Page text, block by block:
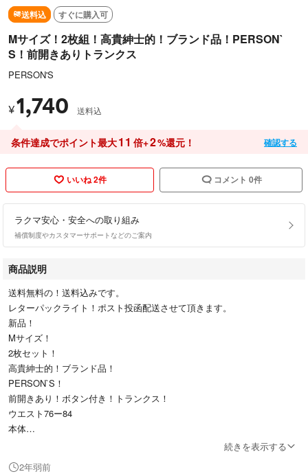
送料込 すぐに購入可
Mサイズ！2枚組！高貴紳士的！ブランド品！PERSON`
S！前開きありトランクス
PERSON'S
¥1,740 送料込
条件達成でポイント最大11 倍+2%還元！ 確認する
いいね 2件 コメント 0件
ラクマ安心・安全への取り組み
補償制度やカスタマーサポートなどのご案内
商品説明
送料無料の！送料込みです。
レターパックライト！ポスト投函配送させて頂きます。
新品！
Mサイズ！
2枚セット！
高貴紳士的！ブランド品！
PERSON`S！
前開きあり！ボタン付き！トランクス！
ウエスト76ー84
本体
続きを表示する
2年弱前